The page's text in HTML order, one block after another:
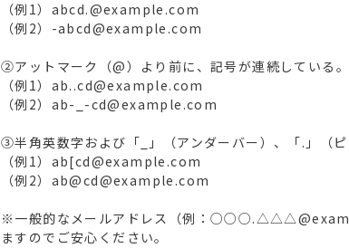
（例1）abcd.@example.com
（例2）-abcd@example.com
②アットマーク（@）より前に、記号が連続している。
（例1）ab..cd@example.com
（例2）ab-_-cd@example.com
③半角英数字および「_」（アンダーバー）、「.」（
（例1）ab[cd@example.com
（例2）ab@cd@example.com
※一般的なメールアドレス（例：
ますのでご安心ください。